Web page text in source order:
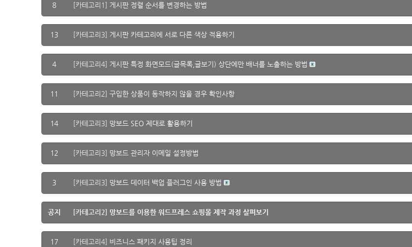
8 [카테고리1] 게시판 정렬 순서를 변경하는 방법
13 [카테고리3] 게시판 카테고리에 서로 다른 색상 적용하기
4 [카테고리4] 게시판 특정 화면모드(글목록,글보기) 상단에만 배너를 노출하는 방법
11 [카테고리2] 구입한 상품이 동작하지 않을 경우 확인사항
14 [카테고리3] 망보드 SEO 제대로 활용하기
12 [카테고리3] 망보드 관리자 이메일 설정방법
3 [카테고리3] 망보드 데이터 백업 플러그인 사용 방법
공지 [카테고리2] 망보드를 이용한 워드프레스 쇼핑몰 제작 과정 살펴보기
17 [카테고리4] 비즈니스 패키지 사용팁 정리